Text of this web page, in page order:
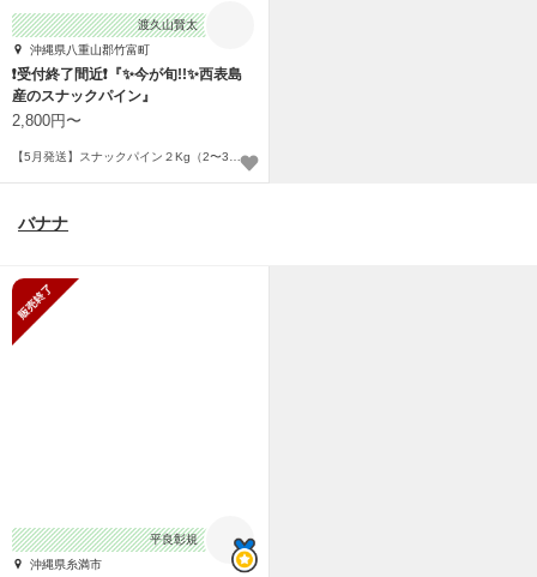
渡久山賢太
沖縄県八重山郡竹富町
❗️受付終了間近❗️『✨今が旬!!✨西表島
産のスナックパイン』
2,800円〜
【5月発送】スナックパイン２Kg（2〜3玉入）〜
バナナ
平良彰規
沖縄県糸満市